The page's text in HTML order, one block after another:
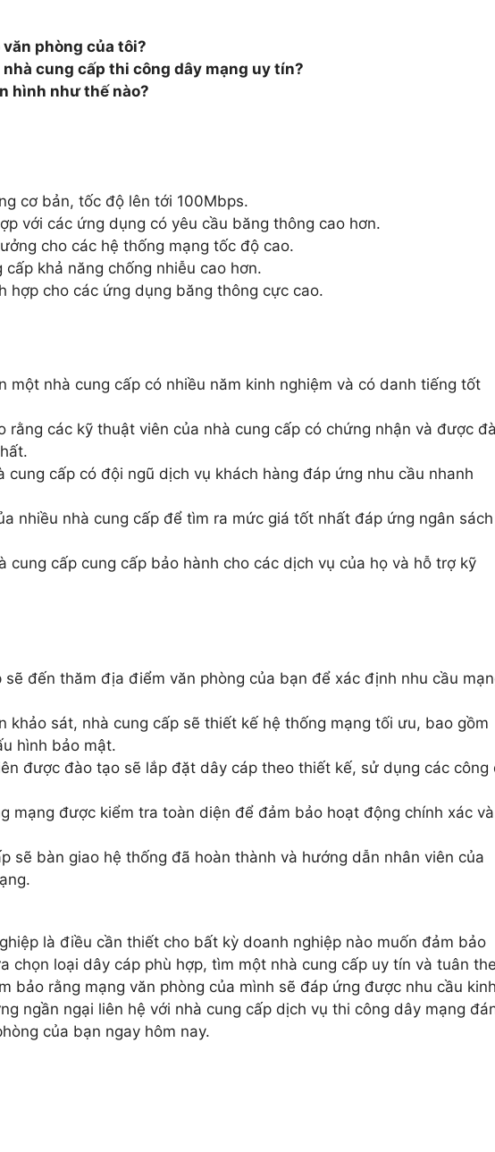
phòng của tôi?
cung cấp thi công dây mạng uy tín?
hình như thế nào?
cơ bản, tốc độ lên tới 100Mbps.
với các ứng dụng có yêu cầu băng thông cao hơn.
cho các hệ thống mạng tốc độ cao.
khả năng chống nhiễu cao hơn.
hợp cho các ứng dụng băng thông cực cao.
một nhà cung cấp có nhiều năm kinh nghiệm và có danh tiếng tốt
rằng các kỹ thuật viên của nhà cung cấp có chứng nhận và được
cung cấp có đội ngũ dịch vụ khách hàng đáp ứng nhu cầu nhanh
nhiều nhà cung cấp để tìm ra mức giá tốt nhất đáp ứng ngân sách
cung cấp cung cấp bảo hành cho các dịch vụ của họ và hỗ trợ kỹ
sẽ đến thăm địa điểm văn phòng của bạn để xác định nhu cầu
khảo sát, nhà cung cấp sẽ thiết kế hệ thống mạng tối ưu, bao gồm
hình bảo mật.
được đào tạo sẽ lắp đặt dây cáp theo thiết kế, sử dụng các công
mạng được kiểm tra toàn diện để đảm bảo hoạt động chính xác và
sẽ bàn giao hệ thống đã hoàn thành và hướng dẫn nhân viên của
là điều cần thiết cho bất kỳ doanh nghiệp nào muốn đảm bảo
chọn loại dây cáp phù hợp, tìm một nhà cung cấp uy tín và tuân
bảo rằng mạng văn phòng của mình sẽ đáp ứng được nhu cầu kinh
ngần ngại liên hệ với nhà cung cấp dịch vụ thi công dây mạng
của bạn ngay hôm nay.